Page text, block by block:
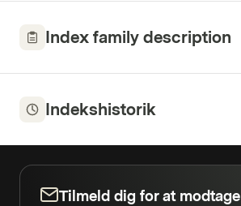
Index family description
Indekshistorik
Tilmeld dig for at modtage